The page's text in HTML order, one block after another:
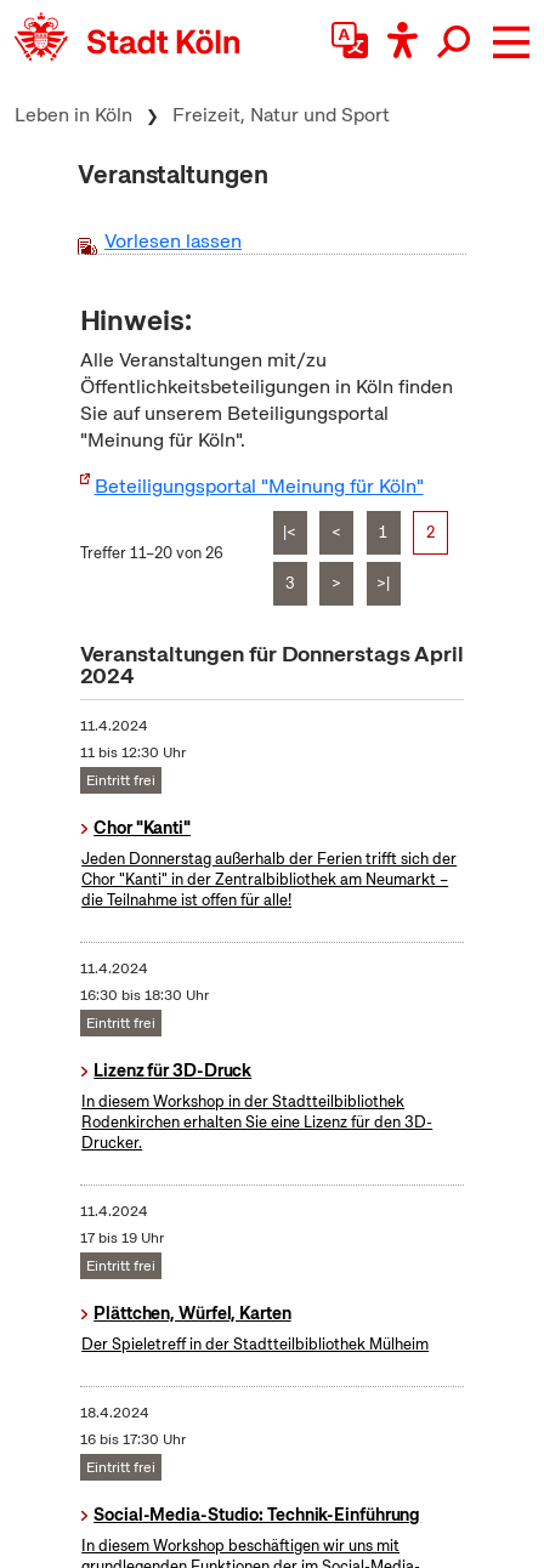
zum Inhalt springen
Leben in Köln Freizeit, Natur und Sport
Veranstaltungen
Vorlesen lassen
Hinweis:
Alle Veranstaltungen mit/zu
Öffentlichkeitsbeteiligungen in Köln finden
Sie auf unserem Beteiligungsportal
"Meinung für Köln".
Beteiligungsportal "Meinung für Köln"
Treffer 11–20 von 26
|< < 1 2
3 > >|
Veranstaltungen für Donnerstags April
2024
11.4.2024
11 bis 12:30 Uhr
Eintritt frei
Chor "Kanti"
Jeden Donnerstag außerhalb der Ferien trifft sich der
Chor "Kanti" in der Zentralbibliothek am Neumarkt –
die Teilnahme ist offen für alle!
11.4.2024
16:30 bis 18:30 Uhr
Eintritt frei
Lizenz für 3D-Druck
In diesem Workshop in der Stadtteilbibliothek
Rodenkirchen erhalten Sie eine Lizenz für den 3D-
Drucker.
11.4.2024
17 bis 19 Uhr
Eintritt frei
Plättchen, Würfel, Karten
Der Spieletreff in der Stadtteilbibliothek Mülheim
18.4.2024
16 bis 17:30 Uhr
Eintritt frei
Social-Media-Studio: Technik-Einführung
In diesem Workshop beschäftigen wir uns mit